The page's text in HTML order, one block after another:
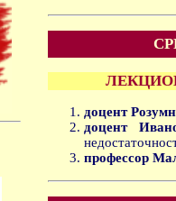
доцент
доцент
профессор